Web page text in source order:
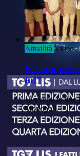
Attualità Video
E’ stato
tu!”
12 eventi in due
Monopoli.